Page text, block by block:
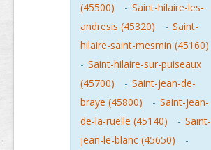
(45500)
- Saint-hilaire-les-
andresis (45320)
- Saint-
hilaire-saint-mesmin (45160)
- Saint-hilaire-sur-puiseaux
(45700)
- Saint-jean-de-
braye (45800)
- Saint-jean-
de-la-ruelle (45140)
- Saint-
jean-le-blanc (45650)
-